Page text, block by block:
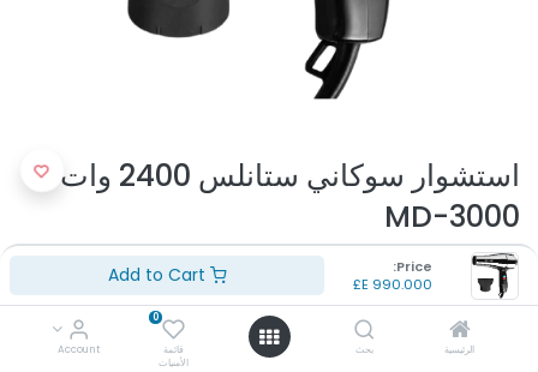
Price:
990.000
الرئيسية بحث
0
قائمة
الأمنيات
Account
استشوار سوكاني ستانلس 2400 وات
MD-3000
(تقييم 0 )
رقم الموديل: MD-3000
اللون: ستانلس
مواد: ستانلس ستيل معدن
عدد السرعات: 3